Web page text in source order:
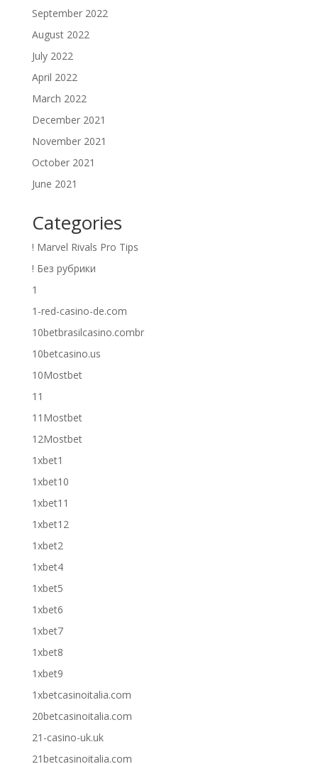
September 2022
August 2022
July 2022
April 2022
March 2022
December 2021
November 2021
October 2021
June 2021
Categories
! Marvel Rivals Pro Tips
! Без рубрики
1
1-red-casino-de.com
10betbrasilcasino.combr
10betcasino.us
10Mostbet
11
11Mostbet
12Mostbet
1xbet1
1xbet10
1xbet11
1xbet12
1xbet2
1xbet4
1xbet5
1xbet6
1xbet7
1xbet8
1xbet9
1xbetcasinoitalia.com
20betcasinoitalia.com
21-casino-uk.uk
21betcasinoitalia.com